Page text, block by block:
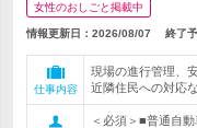
女性のおしごと掲載中
情報更新日：2026/08/07 終了
仕事内容
現場の進行管理、
近隣住民への対応
＜必須＞■普通自